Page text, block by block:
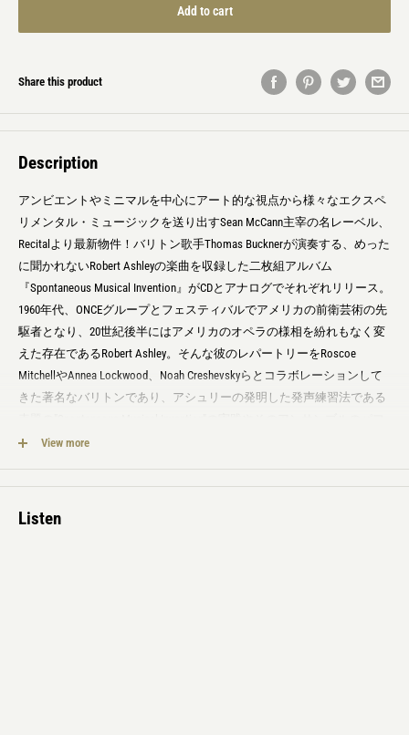
Add to cart
Share this product
Description
アンビエントやミニマルを中心にアート的な視点から様々なエクスペ
リメンタル・ミュージックを送り出すSean McCann主宰の名レーベル、
Recitalより最新物件！バリトン歌手Thomas Bucknerが演奏する、めった
に聞かれないRobert Ashleyの楽曲を収録した二枚組アルバム
『Spontaneous Musical Invention』がCDとアナログでそれぞれリリース。
1960年代、ONCEグループとフェスティバルでアメリカの前衛芸術の先
駆者となり、20世紀後半にはアメリカのオペラの様相を紛れもなく変
えた存在であるRobert Ashley。そんな彼のレパートリーをRoscoe
MitchellやAnnea Lockwood、Noah Creshevskyらとコラボレーションして
きた著名なバリトンであり、アシュリーの発明した発声練習法である
ォーマーとしての活躍を通じて30年以上に渡りアシュリーと時を共に
された16ページのブックレットが付属。限定350部。
View more
Listen